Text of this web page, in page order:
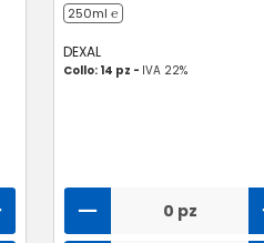
250ml ℮
DEXAL
Collo: 14 pz - IVA 22%
0 pz